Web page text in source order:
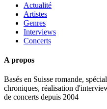
Actualité
Artistes
Genres
Interviews
Concerts
A propos
Basés en Suisse romande,
chroniques, réalisation
de concerts depuis 2004